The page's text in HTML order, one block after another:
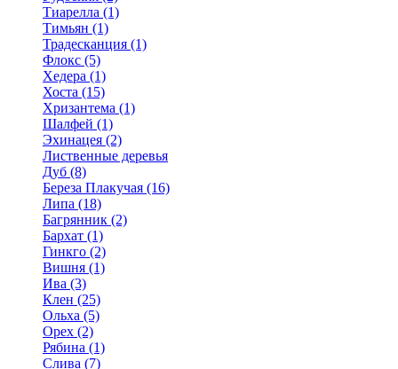
Тиарелла (1)
Тимьян (1)
Традесканция (1)
Флокс (5)
Хедера (1)
Хоста (15)
Хризантема (1)
Шалфей (1)
Эхинацея (2)
Лиственные деревья
Дуб (8)
Береза Плакучая (16)
Липа (18)
Багрянник (2)
Бархат (1)
Гинкго (2)
Вишня (1)
Ива (3)
Клен (25)
Ольха (5)
Орех (2)
Рябина (1)
Слива (7)